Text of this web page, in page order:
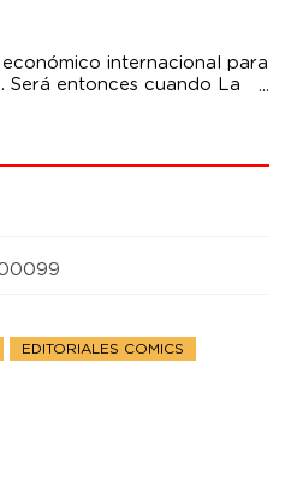
internacional para
Será entonces cuando La
EDITORIALES COMICS